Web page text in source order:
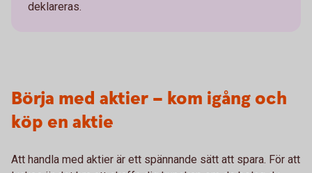
deklareras.
Börja med aktier – kom igång och
köp en aktie
Att handla med aktier är ett spännande sätt att spara. För att